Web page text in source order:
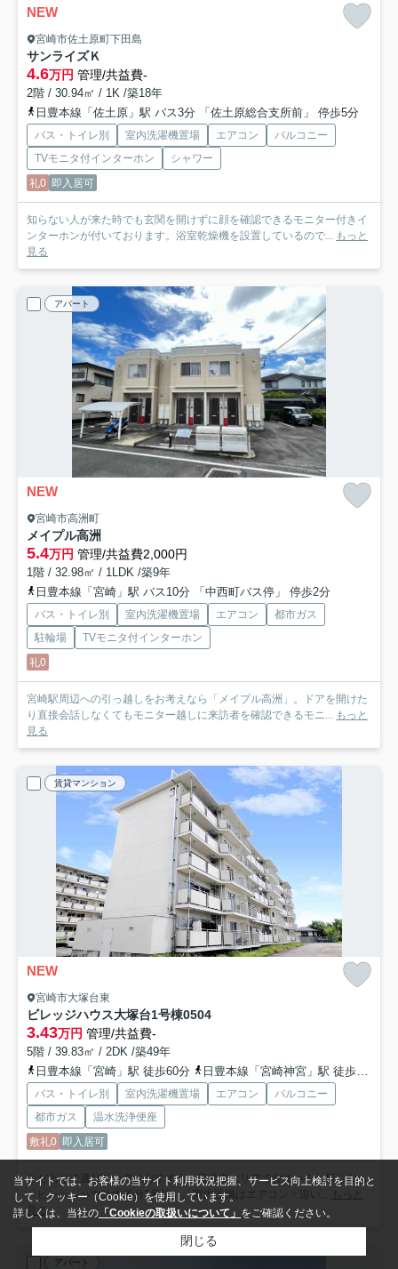
NEW
宮崎市佐土原町下田島
サンライズＫ
4.6万円 管理/共益費-
2階 / 30.94㎡ / 1K /築18年
日豊本線「佐土原」駅 バス3分 「佐土原総合支所前」 停歩5分
バス・トイレ別 室内洗濯機置場 エアコン
バルコニー
TVモニタ付インターホン
シャワー
礼0 即入居可
知らない人が来た時でも玄関を開けずに顔を確認できるモニター付きイ
ンターホンが付いております。浴室乾燥機を設置しているので...
もっと
見る
アパート
NEW
宮崎市高洲町
メイプル高洲
5.4万円 管理/共益費2,000円
1階 / 32.98㎡ / 1LDK /築9年
日豊本線「宮崎」駅 バス10分 「中西町バス停」 停歩2分
バス・トイレ別 室内洗濯機置場 エアコン
都市ガス
駐輪場
TVモニタ付インターホン
礼0
宮崎駅周辺への引っ越しをお考えなら「メイプル高洲」。ドアを開けた
り直接会話しなくてもモニター越しに来訪者を確認できるモニ...
もっと
見る
賃貸マンション
NEW
宮崎市大塚台東
ビレッジハウス大塚台1号棟0504
3.43万円 管理/共益費-
5階 / 39.83㎡ / 2DK /築49年
日豊本線「宮崎」駅 徒歩60分
日豊本線「宮崎神宮」駅 徒歩71分
バス・トイレ別 室内洗濯機置場 エアコン
バルコニー
都市ガス
温水洗浄便座
敷礼0 即入居可
こだわりで選びたい方におすすめ。宮崎市エリアで住まいをお探しなら
「ビレッジハウス大塚台1号棟」。室内設備はエアコン・追い... もっと
見る
アパート
当サイトでは、お客様の当サイト利用状況把握、サービス向上検討を目的と
して、クッキー（Cookie）を使用しています。
詳しくは、当社の 「Cookieの取扱いについて」 をご確認ください。
閉じる